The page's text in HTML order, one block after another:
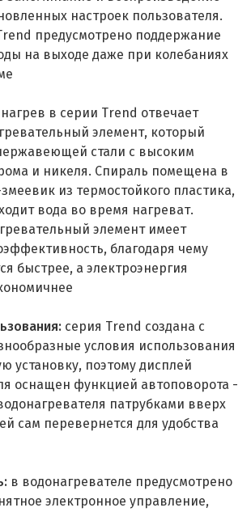
настроек пользователя.
предусмотрено поддержание
на выходе даже при колебаниях
в серии Trend отвечает
элемент, который
стали с высоким
и никеля. Спираль помещена в
из термостойкого пластика,
вода во время нагреват.
элемент имеет
благодаря чему
быстрее, а электроэнергия
серия Trend создана с
условия использования
установку, поэтому дисплей
оснащен функцией автоповорота -
патрубками вверх
сам перевернется для удобства
в водонагревателе предусмотрено
электронное управление,